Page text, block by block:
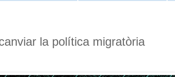
la política migratòria